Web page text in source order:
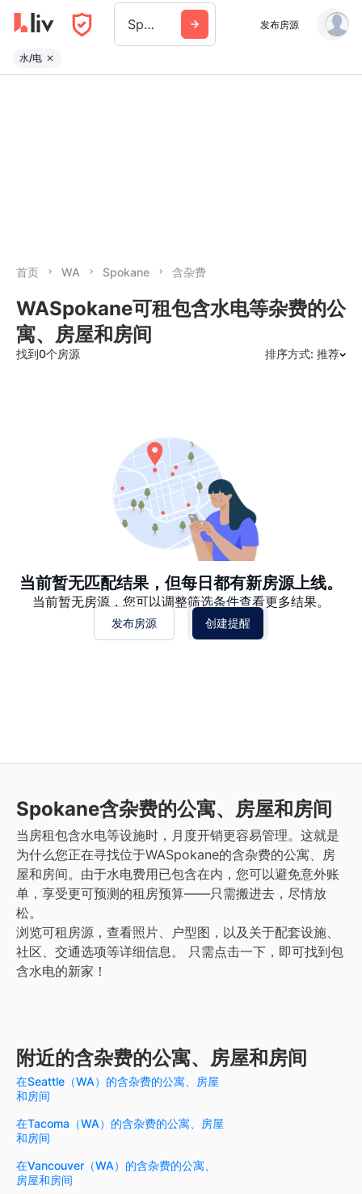
Spokane 发布房源
水/电
首页 WA Spokane 含杂费
WASpokane可租包含水电等杂费的公
寓、房屋和房间
找到0个房源 排序方式: 推荐
当前暂无匹配结果，但每日都有新房源上线。
当前暂无房源，您可以调整筛选条件查看更多结果。
发布房源 创建提醒
Spokane含杂费的公寓、房屋和房间
当房租包含水电等设施时，月度开销更容易管理。这就是
为什么您正在寻找位于WASpokane的含杂费的公寓、房
屋和房间。由于水电费用已包含在内，您可以避免意外账
单，享受更可预测的租房预算——只需搬进去，尽情放
松。
浏览可租房源，查看照片、户型图，以及关于配套设施、
社区、交通选项等详细信息。
只需点击一下，即可找到包
含水电的新家！
附近的含杂费的公寓、房屋和房间
在Seattle（WA）的含杂费的公寓、房屋
和房间
在Tacoma（WA）的含杂费的公寓、房屋
和房间
在Vancouver（WA）的含杂费的公寓、
房屋和房间